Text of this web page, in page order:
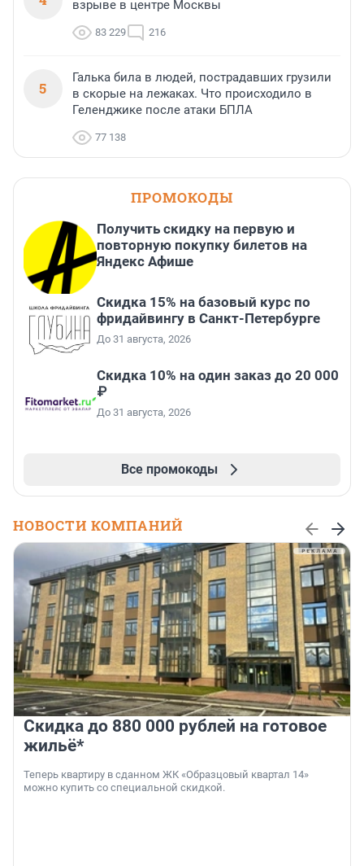
взрыве в центре Москвы
83 229 216
5
Галька била в людей, пострадавших грузили
в скорые на лежаках. Что происходило в
Геленджике после атаки БПЛА
77 138
ПРОМОКОДЫ
Получить скидку на первую и
повторную покупку билетов на
Яндекс Афише
Скидка 15% на базовый курс по
фридайвингу в Санкт-Петербурге
До 31 августа, 2026
Скидка 10% на один заказ до 20 000
₽
До 31 августа, 2026
Все промокоды
НОВОСТИ КОМПАНИЙ
Скидка до 880 000 рублей на готовое
жильё*
Теперь квартиру в сданном ЖК «Образцовый квартал 14»
можно купить со специальной скидкой.